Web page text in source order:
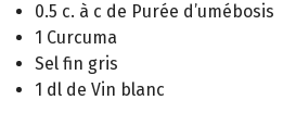
0.5 c. à c de Purée d’umébosis
1 Curcuma
Sel fin gris
1 dl de Vin blanc